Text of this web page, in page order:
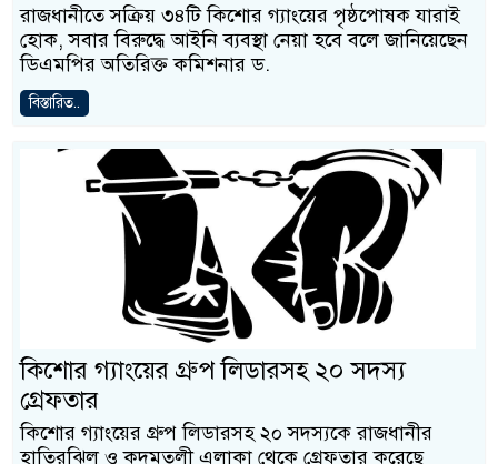
রাজধানীতে সক্রিয় ৩৪টি কিশোর গ্যাংয়ের পৃষ্ঠপোষক যারাই
হোক, সবার বিরুদ্ধে আইনি ব্যবস্থা নেয়া হবে বলে জানিয়েছেন
ডিএমপির অতিরিক্ত কমিশনার ড.
বিস্তারিত..
কিশোর গ্যাংয়ের গ্রুপ লিডারসহ ২০ সদস্য
গ্রেফতার
কিশোর গ্যাংয়ের গ্রুপ লিডারসহ ২০ সদস্যকে রাজধানীর
হাতিরঝিল ও কদমতলী এলাকা থেকে গ্রেফতার করেছে